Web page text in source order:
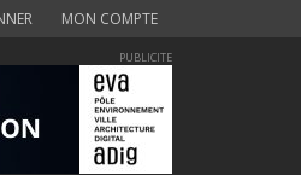
MON COMPTE
PUBLICITE